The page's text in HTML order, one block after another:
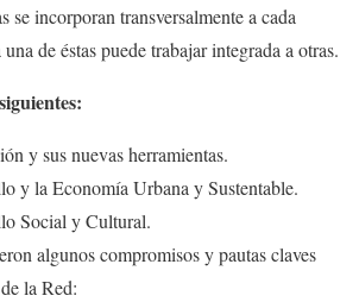
se incorporan transversalmente a cada
de éstas puede trabajar integrada a otras.
y sus nuevas herramientas.
y la Economía Urbana y Sustentable.
Social y Cultural.
algunos compromisos y pautas claves
la Red: